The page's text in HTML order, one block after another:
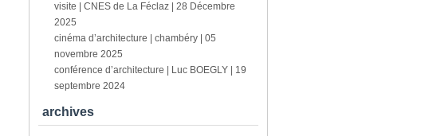
visite | CNES de La Féclaz | 28 Décembre
2025
cinéma d’architecture | chambéry | 05
novembre 2025
conférence d’architecture | Luc BOEGLY | 19
septembre 2024
archives